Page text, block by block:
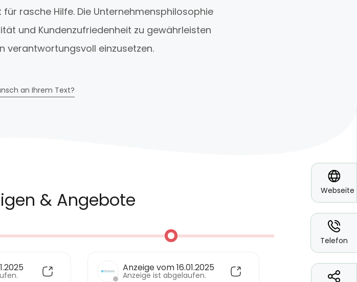
Webseite
Telefon
rasche Hilfe. Die Unternehmensphilosophie
und Kundenzufriedenheit zu gewährleisten
verantwortungsvoll einzusetzen.
an Ihrem Text?